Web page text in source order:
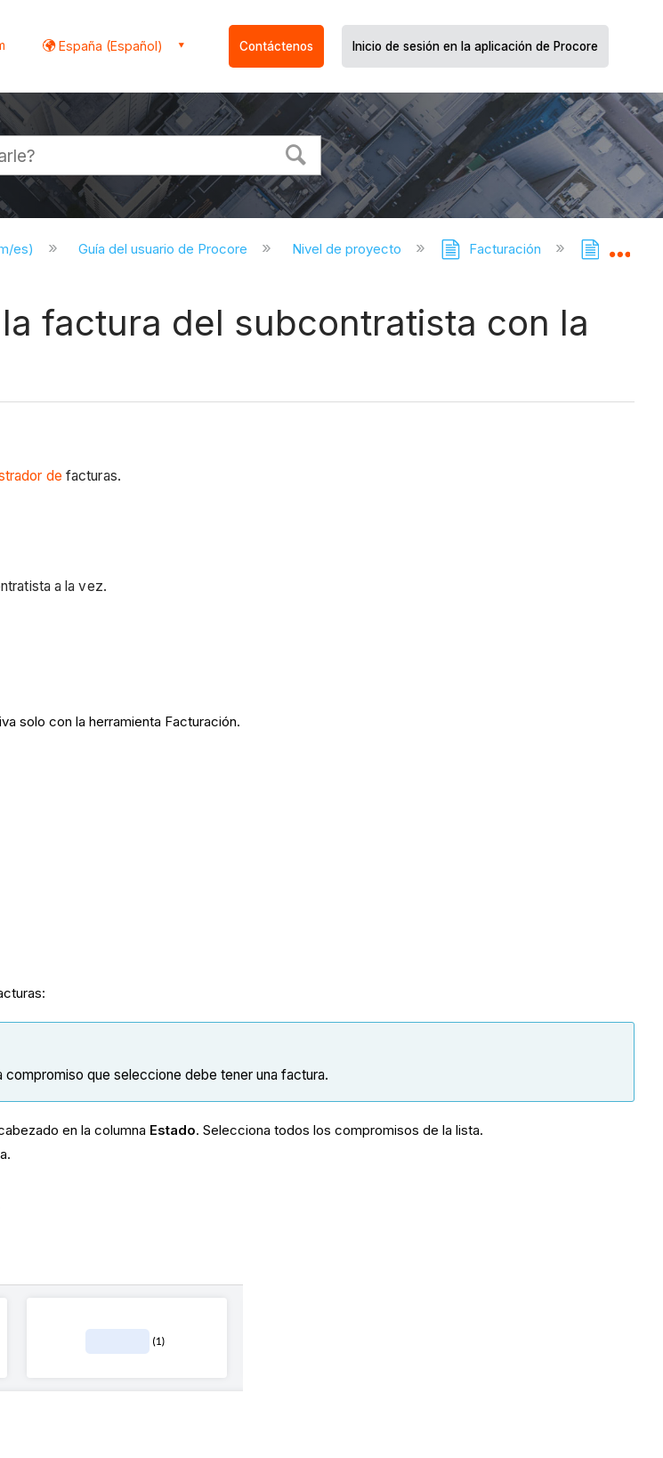
España (Español) Contáctenos Inicio de sesión en la aplicación de Procore
es) Guía del usuario de Procore Nivel de proyecto Facturación
factura del subcontratista con la
de facturas.
a la vez.
solo con la herramienta Facturación.
que seleccione debe tener una factura.
en la columna Estado. Selecciona todos los compromisos de la lista.